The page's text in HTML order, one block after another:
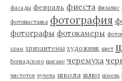
фасады февраль фиеста физалис
фотовыставка фотография
фотографы фотокамеры
храм хризантемы художник цвет
Вернадского цыгане черемуха
чистотел чучела школа шлюз шмель